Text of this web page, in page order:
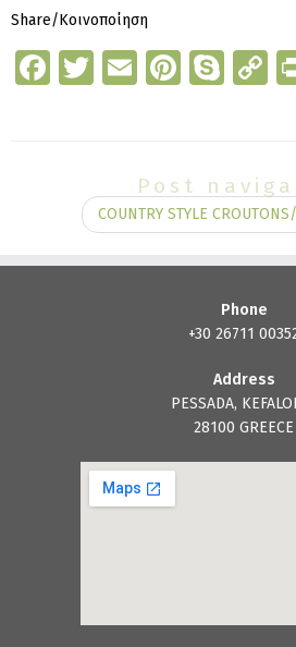
Share/Κοινοποίηση
Fa T
E
l
Pi
e
st
S
p
e
C
y
Li
n
k
Post
COUNTRY STYLE
Phone
+30 26711
Address
PESSADA,
28100 GREECE